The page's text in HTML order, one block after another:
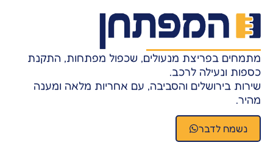
מתמחים בפריצת מנעולים, שכפול מפתחות, התקנת
כספות ונעילה לרכב.
שירות בירושלים והסביבה, עם אחריות מלאה ומענה
מהיר.
נשמח לדבר